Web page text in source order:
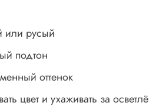
или русый
подтон
оттенок
цвет и ухаживать за